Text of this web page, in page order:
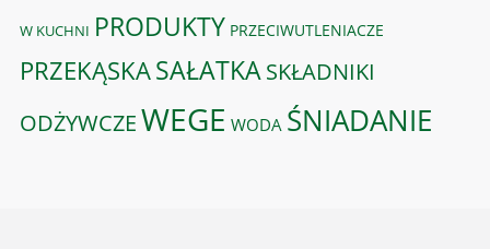
W KUCHNI PRODUKTY PRZECIWUTLENIACZE
PRZEKĄSKASAŁATKASKŁADNIKI
ODŻYWCZEWEGE WODA ŚNIADANIE